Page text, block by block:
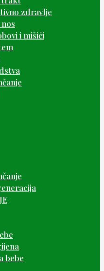
zdravlje
i mišići
bebe